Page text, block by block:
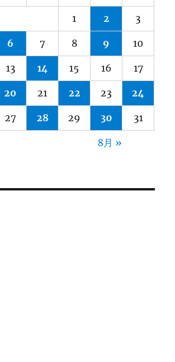
1 2 3
6 7 8 9 10
13 14 15 16 17
20 21 22 23 24
27 28 29 30 31
8月 »